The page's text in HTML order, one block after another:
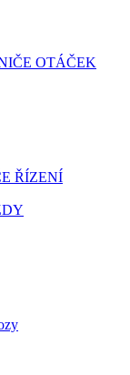
OTÁČEK
ŘÍZENÍ